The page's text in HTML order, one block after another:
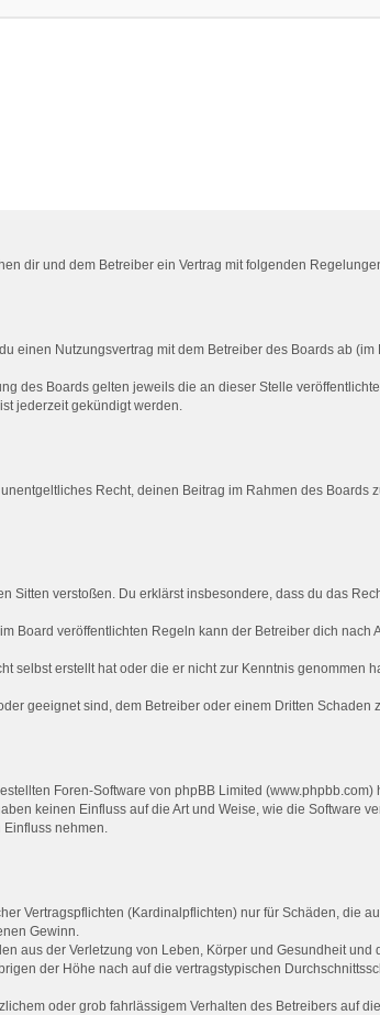
dir und dem Betreiber ein Vertrag mit folgenden
einen Nutzungsvertrag mit dem Betreiber des Boards ab (im
des Boards gelten jeweils die an dieser Stelle
jederzeit gekündigt werden.
Recht, deinen Beitrag im Rahmen des Boards
Sitten verstoßen. Du erklärst insbesondere, dass du das
Board veröffentlichten Regeln kann der Betreiber dich nach
selbst erstellt hat oder die er nicht zur Kenntnis genommen
geeignet sind, dem Betreiber oder einem Dritten Schaden
Foren-Software von phpBB Limited
keinen Einfluss auf die Art und Weise, wie die Software
Einfluss nehmen.
Vertragspflichten (Kardinalpflichten) nur für Schäden, die
Gewinn.
aus der Verletzung von Leben, Körper und Gesundheit und
der Höhe nach auf die vertragstypischen
oder grob fahrlässigem Verhalten des Betreibers auf